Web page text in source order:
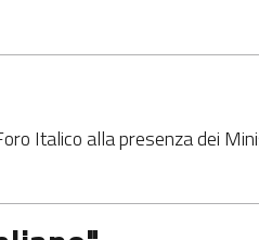
Italico alla presenza dei